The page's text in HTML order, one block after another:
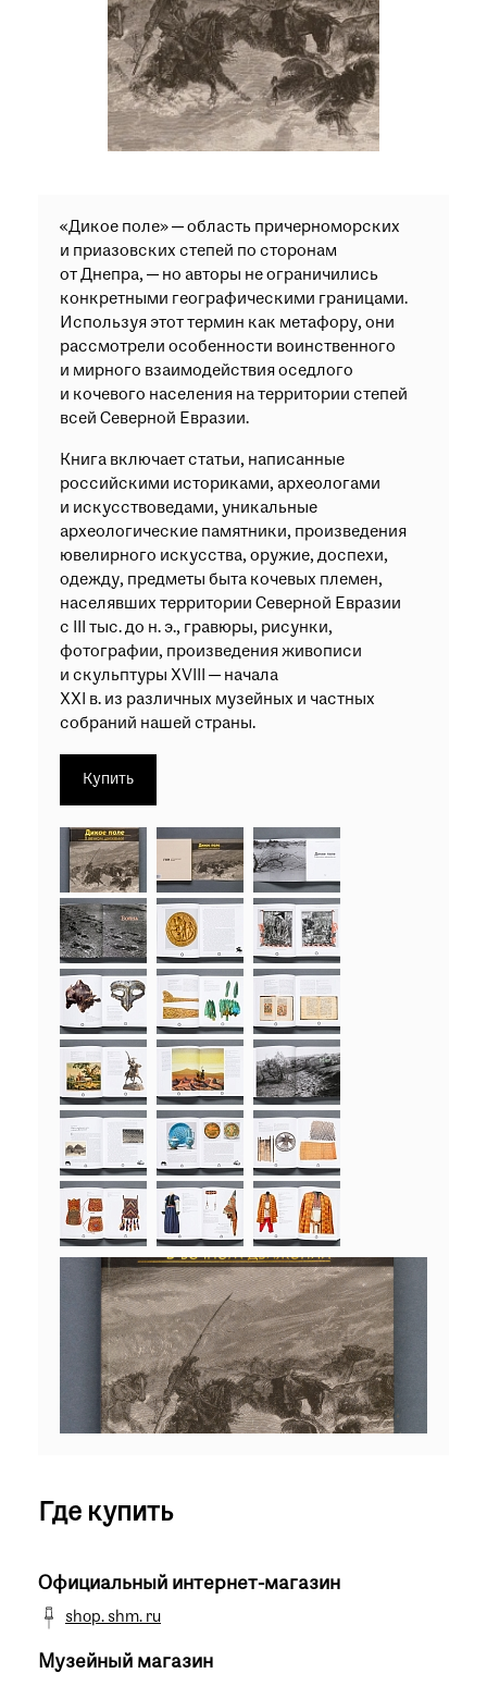
Опрос о качестве работы музея
Просим вас пройти опрос
о качестве работы музея. Ваше
мнение поможет нам стать лучше!
«Дикое поле» — область причерноморских
и приазовских степей по сторонам
от Днепра, — но авторы не ограничились
конкретными географическими границами.
Используя этот термин как метафору, они
рассмотрели особенности воинственного
и мирного взаимодействия оседлого
и кочевого населения на территории степей
всей Северной Евразии.
Книга включает статьи, написанные
российскими историками, археологами
и искусствоведами, уникальные
археологические памятники, произведения
ювелирного искусства, оружие, доспехи,
одежду, предметы быта кочевых племен,
населявших территории Северной Евразии
с III тыс. до н. э., гравюры, рисунки,
фотографии, произведения живописи
и скульптуры XVIII — начала
XXI в. из различных музейных и частных
собраний нашей страны.
Купить
Где купить
Официальный интернет-магазин
shop. shm. ru
Музейный магазин